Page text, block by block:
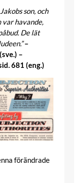
son, och
var havande,
De lät
–
–
681 (eng.)
förändrade